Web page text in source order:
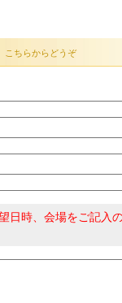
こちらからどうぞ
日時、会場をご記入